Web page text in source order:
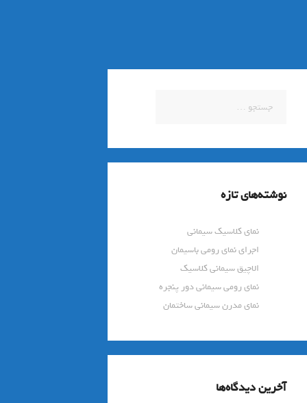
برای:
نوشته‌های تازه
نمای کلاسیک سیمانی
اجرای نمای رومی باسیمان
الاچیق سیمانی کلاسیک
نمای رومی سیمانی دور پنجره
نمای مدرن سیمانی ساختمان
آخرین دیدگاه‌ها